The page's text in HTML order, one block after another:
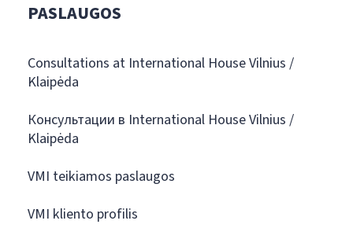
PASLAUGOS
Consultations at International House Vilnius /
Klaipėda
Консультации в International House Vilnius /
Klaipėda
VMI teikiamos paslaugos
VMI kliento profilis